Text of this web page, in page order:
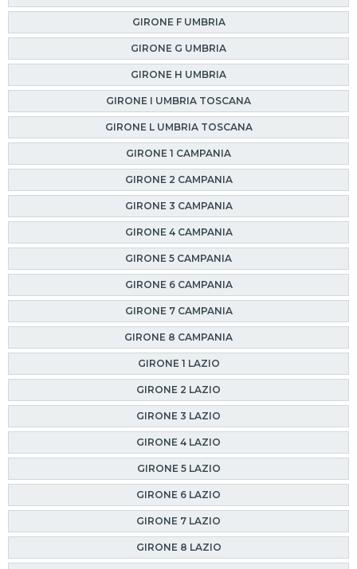
GIRONE F UMBRIA
GIRONE G UMBRIA
GIRONE H UMBRIA
GIRONE I UMBRIA TOSCANA
GIRONE L UMBRIA TOSCANA
GIRONE 1 CAMPANIA
GIRONE 2 CAMPANIA
GIRONE 3 CAMPANIA
GIRONE 4 CAMPANIA
GIRONE 5 CAMPANIA
GIRONE 6 CAMPANIA
GIRONE 7 CAMPANIA
GIRONE 8 CAMPANIA
GIRONE 1 LAZIO
GIRONE 2 LAZIO
GIRONE 3 LAZIO
GIRONE 4 LAZIO
GIRONE 5 LAZIO
GIRONE 6 LAZIO
GIRONE 7 LAZIO
GIRONE 8 LAZIO